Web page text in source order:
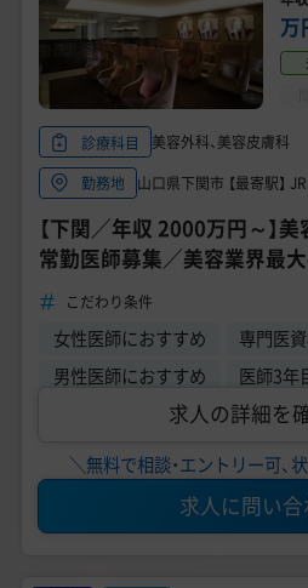
美容医療医師の転職お役立ちコンテ
美容クリニック見学・研修情報
美容外科・美容皮膚科の医師転
美容クリニックインタビュー
美容医療の転職お役立ち記事
美容医療辞典
よくあるご質問
医師採用ご担当者様・その他問い
万
診療科目
美容外科、美容皮膚科
勤務地
山口県下関市 【最寄駅】
【下関／年収 2000万円～】美
常勤医師募集／美容業界最
プ／直美歓迎【SBC湘南美容
こだわり条件
女性医師におすすめ 専門医
男性医師におすすめ
医師3年
求人の詳細を
＼無料で相談・エントリー可、
求人に問い合